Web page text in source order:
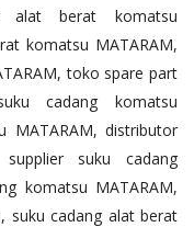
alat berat komatsu
komatsu MATARAM,
toko spare part
cadang komatsu
MATARAM, distributor
suku cadang
komatsu MATARAM,
suku cadang alat berat